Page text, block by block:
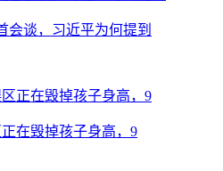
会谈，习近平为何提到
在毁掉孩子身高，9